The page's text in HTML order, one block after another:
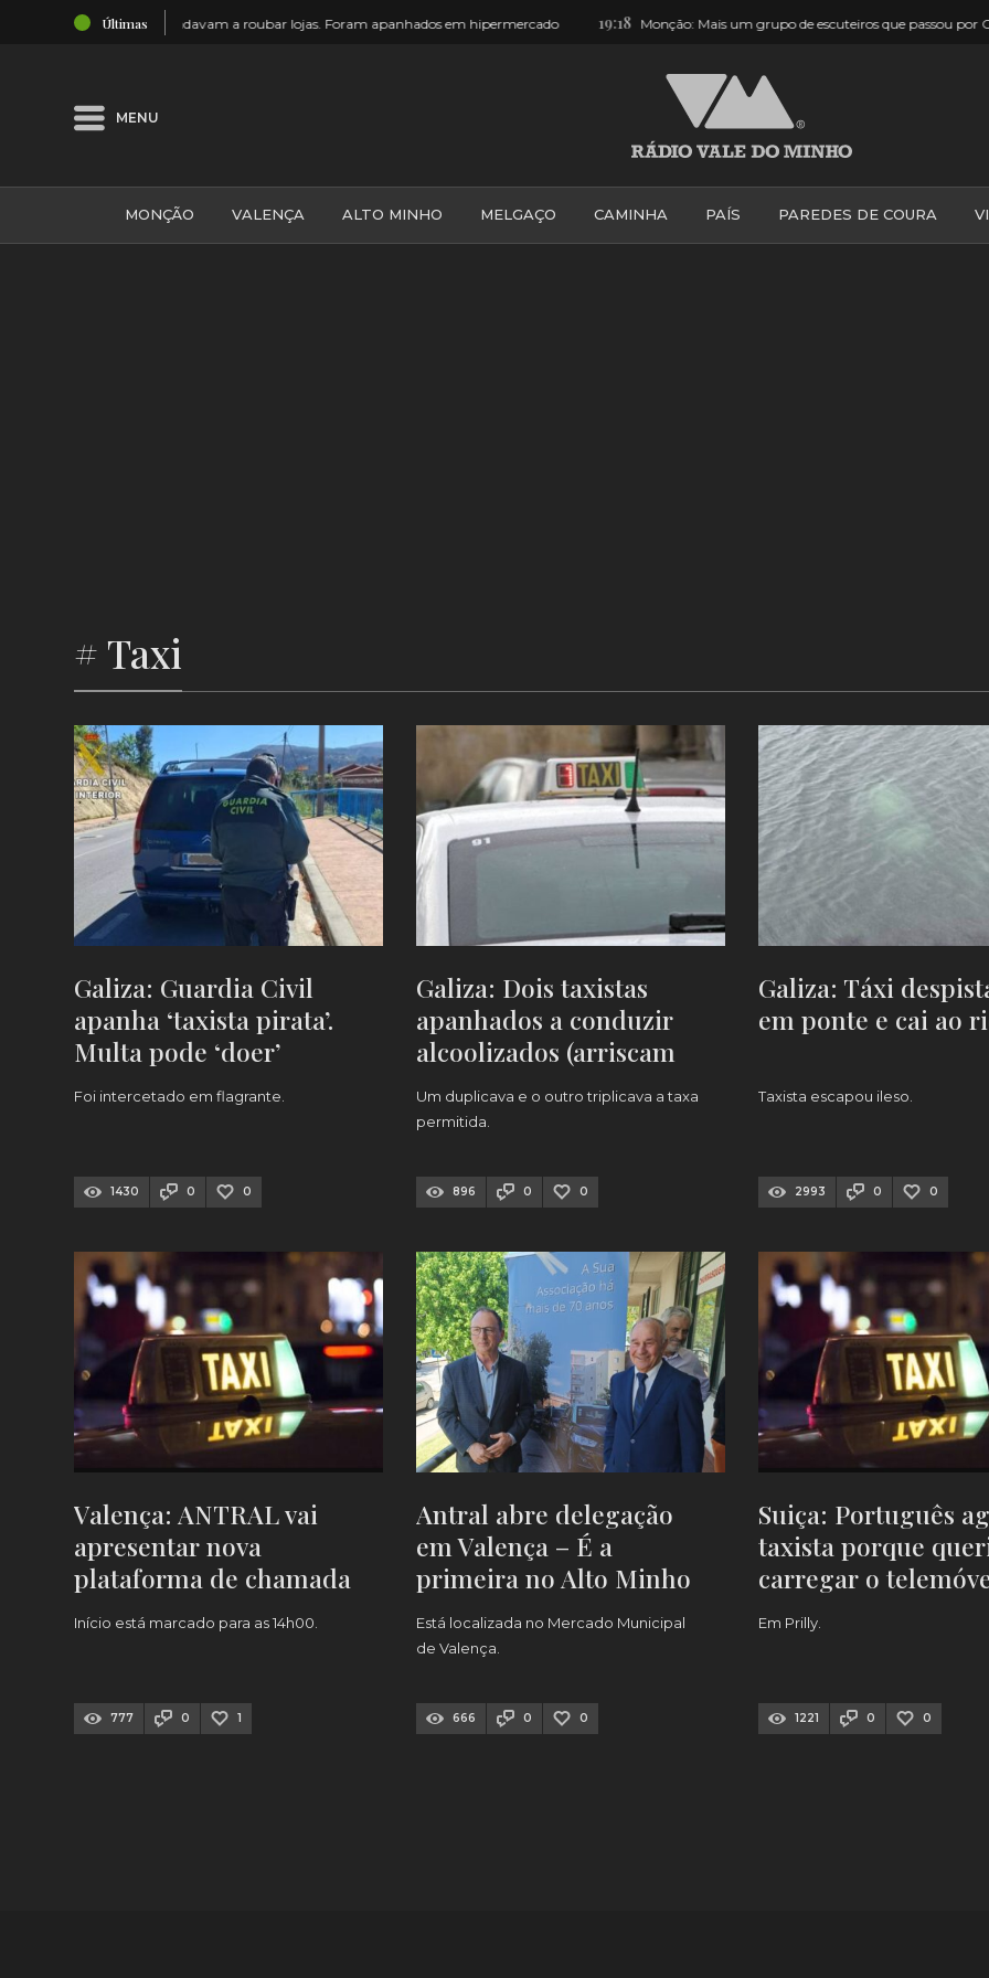
Últimas
em hipermercado 19:18 Monção: Mais um grupo de escuteiros que passou por Ceivães… e adorou [FOTOS] 16:48 Valença convida jovens a
MENU
MONÇÃO VALENÇA ALTO MINHO MELGAÇO CAMINHA PAÍS PAREDES DE COURA
# Taxi
Galiza: Guardia Civil
apanha ‘taxista pirata’.
Multa pode ‘doer’
Foi intercetado em flagrante.
1430 0 0
Galiza: Dois taxistas
apanhados a conduzir
alcoolizados (arriscam
multa pesada)
Um duplicava e o outro triplicava a taxa
permitida.
896 0 0
Galiza: Táxi
em ponte e cai ao
Taxista escapou ileso.
2993 0 0
Valença: ANTRAL vai
apresentar nova
plataforma de chamada
de táxis
Início está marcado para as 14h00.
777 0 1
Antral abre delegação
em Valença – É a
primeira no Alto Minho
Está localizada no Mercado Municipal
de Valença.
666 0 0
Suiça: Português
taxista porque
carregar o
Em Prilly.
1221 0 0